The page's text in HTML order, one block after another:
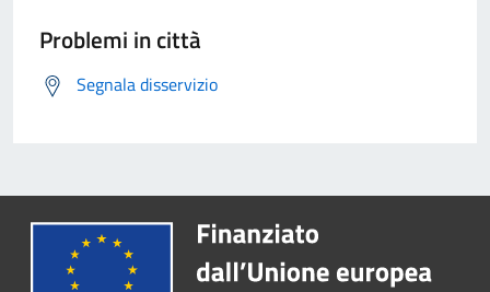
Problemi in città
Segnala disservizio